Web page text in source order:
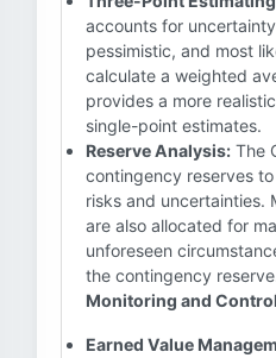
accounts for
pessimistic, and most
calculate a weighted
provides a more
single-point estimates.
Reserve Analysis: The
contingency reserves
risks and uncertainties.
are also allocated for
unforeseen
the contingency
Monitoring and
Earned Value